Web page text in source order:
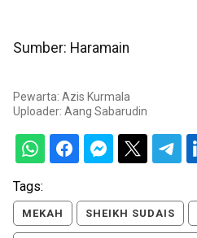
Sumber: Haramain
Pewarta: Azis Kurmala
Uploader: Aang Sabarudin
Tags:
MEKAH SHEIKH SUDAIS